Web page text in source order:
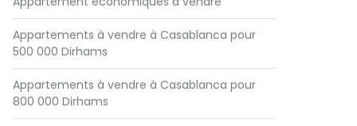
Appartements à vendre à Casablanca pour
500 000 Dirhams
Appartements à vendre à Casablanca pour
800 000 Dirhams